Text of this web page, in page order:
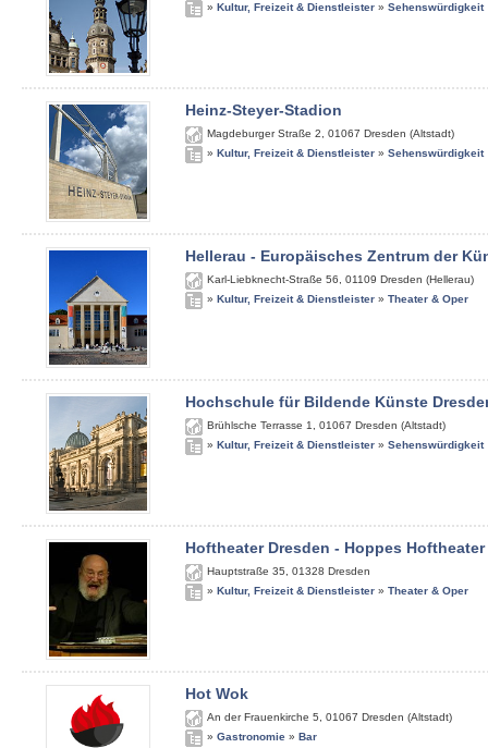
» Kultur, Freizeit & Dienstleister » Sehenswürdigkeit
Heinz-Steyer-Stadion
Magdeburger Straße 2 01067 Dresden (Altstadt)
» Kultur, Freizeit & Dienstleister » Sehenswürdigkeit
Hellerau - Europäisches Zentrum der
Karl-Liebknecht-Straße 56 01109 Dresden (Hellerau)
» Kultur, Freizeit & Dienstleister » Theater & Oper
Hochschule für Bildende Künste
Brühlsche Terrasse 1 01067 Dresden (Altstadt)
» Kultur, Freizeit & Dienstleister » Sehenswürdigkeit
Hoftheater Dresden - Hoppes Hoftheater
Hauptstraße 35 01328 Dresden
» Kultur, Freizeit & Dienstleister » Theater & Oper
Hot Wok
An der Frauenkirche 5 01067 Dresden (Altstadt)
» Gastronomie » Bar